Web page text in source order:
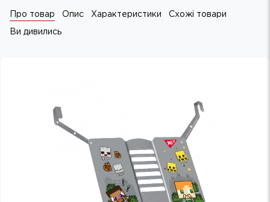
Про товар Опис Характеристики Схожі товари
Ви дивились